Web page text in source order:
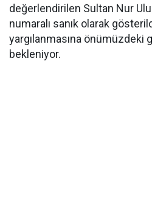
değerlendirilen Sultan Nur
numaralı sanık olarak
yargılanmasına önümüzdeki
bekleniyor.